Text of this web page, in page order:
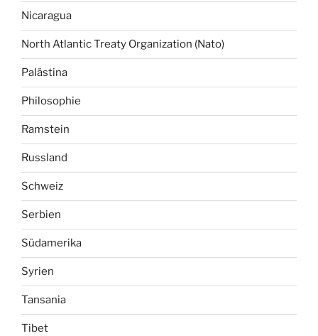
Nicaragua
North Atlantic Treaty Organization (Nato)
Palästina
Philosophie
Ramstein
Russland
Schweiz
Serbien
Südamerika
Syrien
Tansania
Tibet